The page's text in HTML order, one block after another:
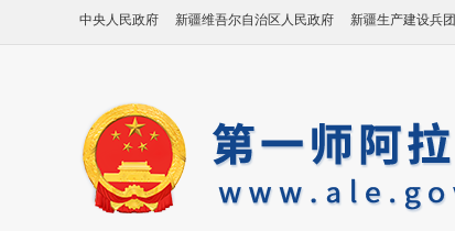
中央人民政府 新疆维吾尔自治区人民政府 新疆生产建设兵团